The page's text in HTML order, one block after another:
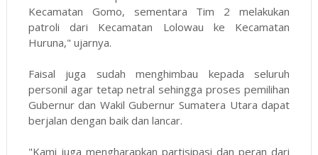
Kecamatan Gomo, sementara Tim 2 melakukan
patroli dari Kecamatan Lolowau ke Kecamatan
Huruna," ujarnya.
Faisal juga sudah menghimbau kepada seluruh
personil agar tetap netral sehingga proses pemilihan
Gubernur dan Wakil Gubernur Sumatera Utara dapat
berjalan dengan baik dan lancar.
"Kami juga mengharapkan partisipasi dan peran dari